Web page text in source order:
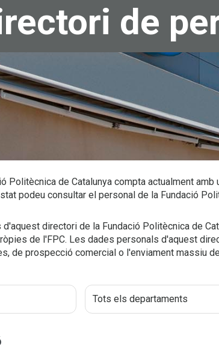
de
Politècnica de Catalunya compta actualment
podeu consultar el personal de la Fundació
d'aquest directori de la Fundació Politècnica de
de l'FPC. Les dades personals d'aquest
de prospecció comercial o l'enviament massiu